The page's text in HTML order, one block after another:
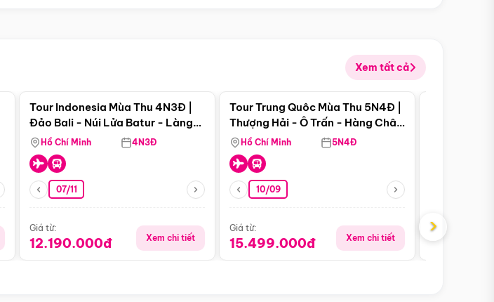
Xem tất cả
Tour Indonesia Mùa Thu 4N3Đ |
Đảo Bali - Núi Lửa Batur - Làng
Penglipuran
Hồ Chí Minh 4N3Đ
07/11
Giá từ:
12.190.000đ Xem chi tiết
Điểm nổi bật
Tour Trung Quôc Mùa Thu 5N4Đ |
Thượng Hải - Ô Trấn - Hàng Châu
(Tour Không Shopping)
Hồ Chí Minh 5N4Đ
10/09
Giá từ:
15.499.000đ Xem chi tiết
Giá từ:
›